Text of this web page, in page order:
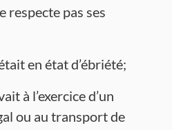
respecte pas ses
en état d’ébriété;
à l’exercice d’un
ou au transport de